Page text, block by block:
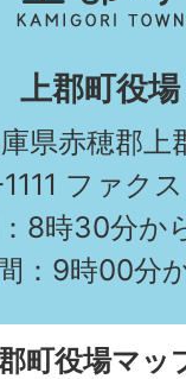
町
KAMIGORI
TOWN
上郡町役場
県赤穂郡上
ファク
8時30分か
：9時00分
町役場マッ